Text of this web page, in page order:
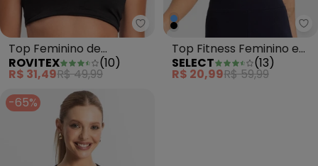
Rovitex - Top Feminino de
Top Feminino de
Academia Preto
ROVITEX (10)
R$ 31,49R$ 49,99
Top Fitness Feminino em
Cotton Pesado Azul
SELECT (13)
R$ 20,99R$ 59,99
-65%